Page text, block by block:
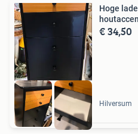
Hoge
€ 34,50
Hilversum